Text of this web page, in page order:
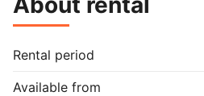
Rental period
Available from